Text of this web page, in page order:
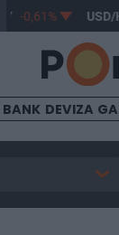
-0,61% USD/HUF
BANK DEVIZA